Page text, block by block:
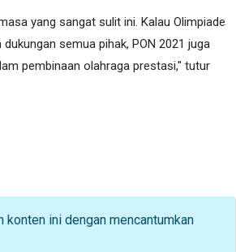
yang sangat sulit ini. Kalau Olimpiade
semua pihak, PON 2021 juga
pembinaan olahraga prestasi," tutur
konten ini dengan mencantumkan